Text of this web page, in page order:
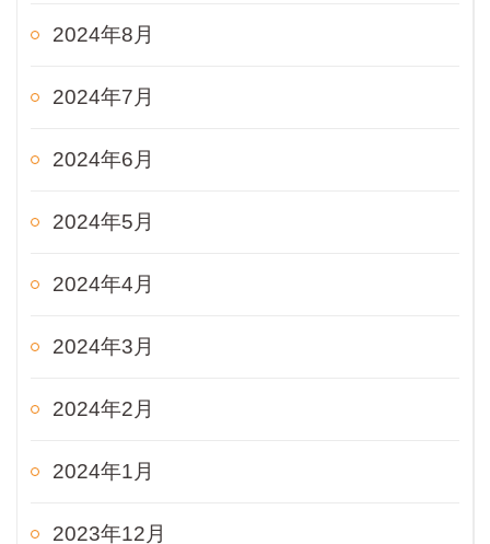
2024年8月
2024年7月
2024年6月
2024年5月
2024年4月
2024年3月
2024年2月
2024年1月
2023年12月